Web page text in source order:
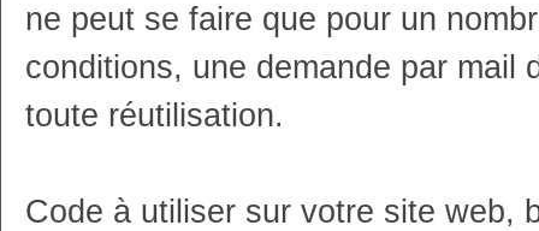
ne peut se faire que pour un
conditions, une demande par mail
toute réutilisation.
Code à utiliser sur votre site web,